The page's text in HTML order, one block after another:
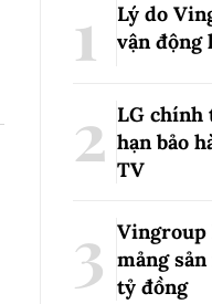
Lý do
vận động
LG chính
hạn bảo
TV
Vingroup
mảng
tỷ đồng